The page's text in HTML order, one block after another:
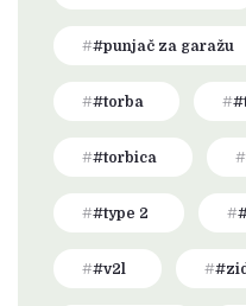
#punjač za garažu
#torba
#torbica
#type 2
#v2l